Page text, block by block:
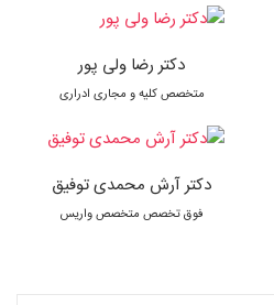
دکتر رضا ولی پور
متخصص کلیه و مجاری ادراری
دکتر آرش محمدی توفیق
فوق تخصص متخصص واریس